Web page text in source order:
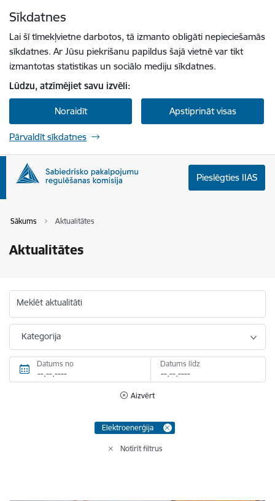
Sīkdatnes
Lai šī tīmekļvietne darbotos, tā izmanto obligāti nepieciešamās
sīkdatnes. Ar Jūsu piekrišanu papildus šajā vietnē var tikt
izmantotas statistikas un sociālo mediju sīkdatnes.
Lūdzu, atzīmējiet savu izvēli:
Noraidīt Apstiprināt visas
Pārvaldīt sīkdatnes
Pieslēgties IIAS
Sākums Aktualitātes
Aktualitātes
Meklēt aktualitāti
Kategorija
Datums no Datums līdz
Aizvērt
Elektroenerģija
Notīrīt filtrus